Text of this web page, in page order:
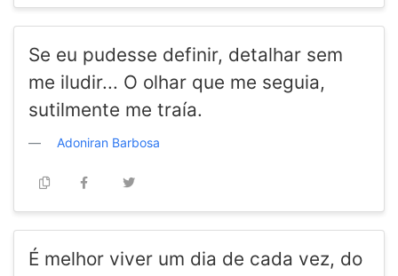
Se eu pudesse definir, detalhar sem
me iludir... O olhar que me seguia,
sutilmente me traía.
Adoniran Barbosa
É melhor viver um dia de cada vez, do